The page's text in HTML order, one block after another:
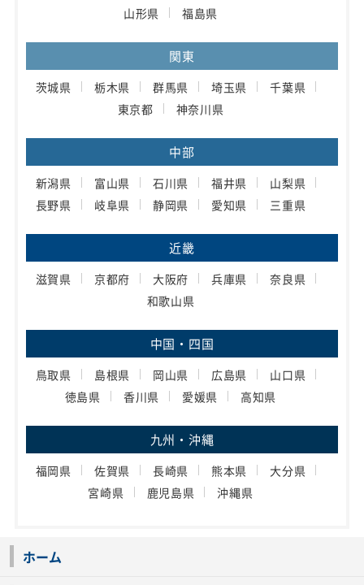
山形県
福島県
関東
茨城県 栃木県 群馬県 埼玉県
千葉県
東京都
神奈川県
中部
新潟県 富山県 石川県 福井県
山梨県
長野県
岐阜県 静岡県 愛知県 三重県
近畿
滋賀県 京都府 大阪府 兵庫県
奈良県
和歌山県
中国・四国
鳥取県 島根県 岡山県 広島県
山口県
徳島県
香川県 愛媛県 高知県
九州・沖縄
福岡県 佐賀県 長崎県 熊本県
大分県
宮崎県
鹿児島県 沖縄県
ホーム